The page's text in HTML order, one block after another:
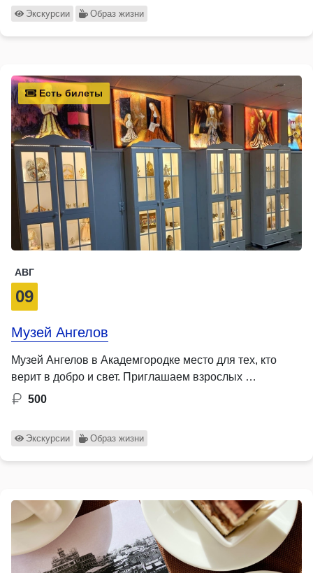
Экскурсии Образ жизни
Есть билеты
АВГ
09
Музей Ангелов
Музей Ангелов в Академгородке место для тех, кто
верит в добро и свет. Приглашаем взрослых …
500
Экскурсии Образ жизни